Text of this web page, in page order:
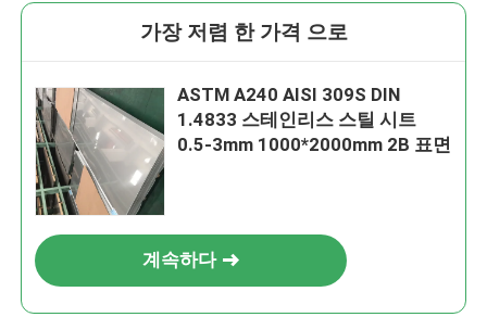
가장 저렴 한 가격 으로
ASTM A240 AISI 309S DIN
1.4833 스테인리스 스틸 시트
0.5-3mm 1000*2000mm 2B 표면
계속하다